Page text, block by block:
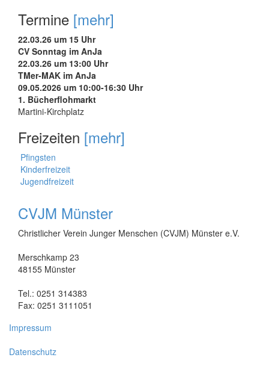
Termine [mehr]
22.03.26 um 15 Uhr
CV Sonntag im AnJa
22.03.26 um 13:00 Uhr
TMer-MAK im AnJa
09.05.2026 um 10:00-16:30 Uhr
1. Bücherflohmarkt
Martini-Kirchplatz
Freizeiten [mehr]
Pfingsten
Kinderfreizeit
Jugendfreizeit
CVJM Münster
Christlicher Verein Junger Menschen (CVJM) Münster e.V.
Merschkamp 23
48155 Münster
Tel.: 0251 314383
Fax: 0251 3111051
Impressum
Datenschutz